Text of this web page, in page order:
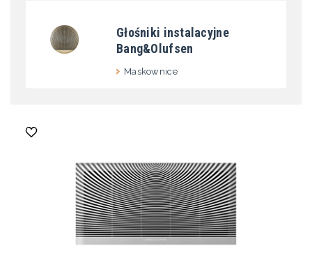
Głośniki instalacyjne
Bang&Olufsen
Maskownice